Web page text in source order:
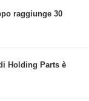
raggiunge 30
Holding Parts è